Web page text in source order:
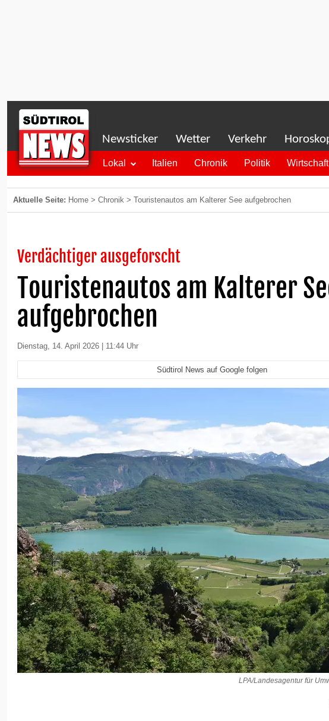
Newsticker Wetter Verkehr
Lokal Italien Chronik Politik Wirtschaft
Aktuelle Seite: Home > Chronik > Touristenautos am Kalterer See aufgebrochen
Verdächtiger ausgeforscht
Touristenautos am Kalterer
aufgebrochen
Dienstag, 14. April 2026 | 11:44 Uhr
Südtirol News auf Google folgen
LPA/Landesagentur für